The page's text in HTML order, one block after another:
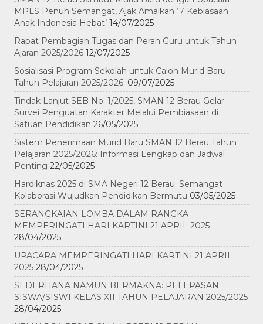
MPLS Penuh Semangat, Ajak Amalkan ‘7 Kebiasaan
Anak Indonesia Hebat’ 14/07/2025
Rapat Pembagian Tugas dan Peran Guru untuk Tahun
Ajaran 2025/2026 12/07/2025
Sosialisasi Program Sekolah untuk Calon Murid Baru
Tahun Pelajaran 2025/2026. 09/07/2025
Tindak Lanjut SEB No. 1/2025, SMAN 12 Berau Gelar
Survei Penguatan Karakter Melalui Pembiasaan di
Satuan Pendidikan 26/05/2025
Sistem Penerimaan Murid Baru SMAN 12 Berau Tahun
Pelajaran 2025/2026: Informasi Lengkap dan Jadwal
Penting 22/05/2025
Hardiknas 2025 di SMA Negeri 12 Berau: Semangat
Kolaborasi Wujudkan Pendidikan Bermutu 03/05/2025
SERANGKAIAN LOMBA DALAM RANGKA
MEMPERINGATI HARI KARTINI 21 APRIL 2025
28/04/2025
UPACARA MEMPERINGATI HARI KARTINI 21 APRIL
2025 28/04/2025
SEDERHANA NAMUN BERMAKNA: PELEPASAN
SISWA/SISWI KELAS XII TAHUN PELAJARAN 2025/2025
28/04/2025